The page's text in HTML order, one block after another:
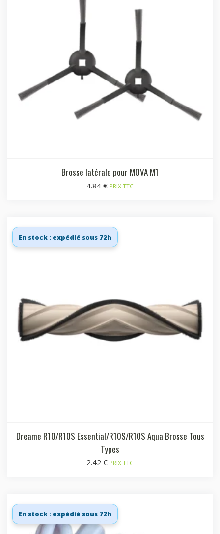
Brosse latérale pour MOVA M1
4.84 € PRIX TTC
En stock : expédié sous 72h
Dreame R10/R10S Essential/R10S/R10S Aqua Brosse Tous
Types
2.42 € PRIX TTC
En stock : expédié sous 72h